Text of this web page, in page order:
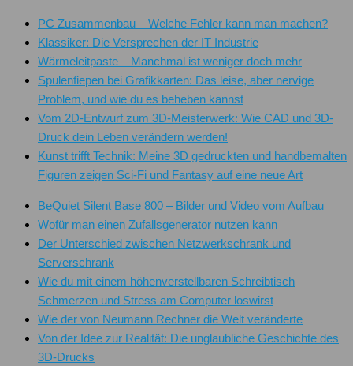
PC Zusammenbau – Welche Fehler kann man machen?
Klassiker: Die Versprechen der IT Industrie
Wärmeleitpaste – Manchmal ist weniger doch mehr
Spulenfiepen bei Grafikkarten: Das leise, aber nervige
Problem, und wie du es beheben kannst
Vom 2D-Entwurf zum 3D-Meisterwerk: Wie CAD und 3D-
Druck dein Leben verändern werden!
Kunst trifft Technik: Meine 3D gedruckten und handbemalten
Figuren zeigen Sci-Fi und Fantasy auf eine neue Art
BeQuiet Silent Base 800 – Bilder und Video vom Aufbau
Wofür man einen Zufallsgenerator nutzen kann
Der Unterschied zwischen Netzwerkschrank und
Serverschrank
Wie du mit einem höhenverstellbaren Schreibtisch
Schmerzen und Stress am Computer loswirst
Wie der von Neumann Rechner die Welt veränderte
Von der Idee zur Realität: Die unglaubliche Geschichte des
3D-Drucks